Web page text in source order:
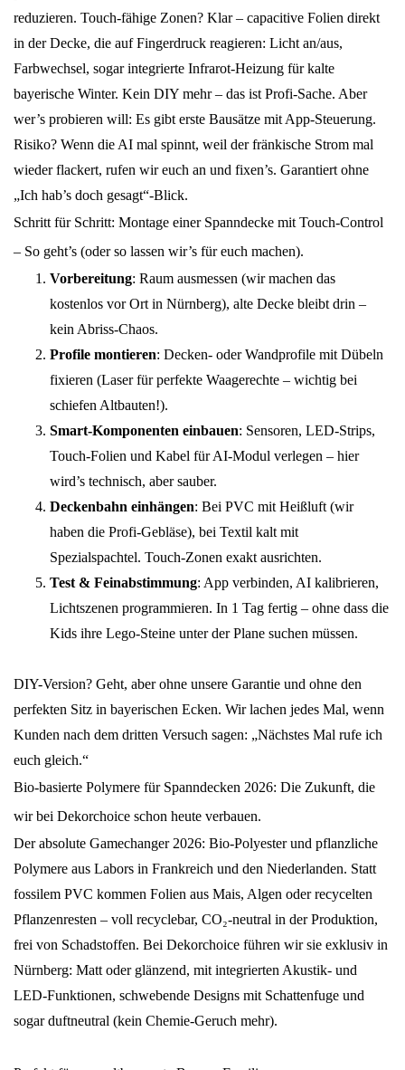
reduzieren. Touch-fähige Zonen? Klar – capacitive Folien direkt
in der Decke, die auf Fingerdruck reagieren: Licht an/aus,
Farbwechsel, sogar integrierte Infrarot-Heizung für kalte
bayerische Winter. Kein DIY mehr – das ist Profi-Sache. Aber
wer’s probieren will: Es gibt erste Bausätze mit App-Steuerung.
Risiko? Wenn die AI mal spinnt, weil der fränkische Strom mal
wieder flackert, rufen wir euch an und fixen’s. Garantiert ohne
„Ich hab’s doch gesagt“-Blick.
Schritt für Schritt: Montage einer Spanndecke mit Touch-Control
– So geht’s (oder so lassen wir’s für euch machen).
Vorbereitung: Raum ausmessen (wir machen das
kostenlos vor Ort in Nürnberg), alte Decke bleibt drin –
kein Abriss-Chaos.
Profile montieren: Decken- oder Wandprofile mit Dübeln
fixieren (Laser für perfekte Waagerechte – wichtig bei
schiefen Altbauten!).
Smart-Komponenten einbauen: Sensoren, LED-Strips,
Touch-Folien und Kabel für AI-Modul verlegen – hier
wird’s technisch, aber sauber.
Deckenbahn einhängen: Bei PVC mit Heißluft (wir
haben die Profi-Gebläse), bei Textil kalt mit
Spezialspachtel. Touch-Zonen exakt ausrichten.
Test & Feinabstimmung: App verbinden, AI kalibrieren,
Lichtszenen programmieren. In 1 Tag fertig – ohne dass die
Kids ihre Lego-Steine unter der Plane suchen müssen.
DIY-Version? Geht, aber ohne unsere Garantie und ohne den
perfekten Sitz in bayerischen Ecken. Wir lachen jedes Mal, wenn
Kunden nach dem dritten Versuch sagen: „Nächstes Mal rufe ich
euch gleich.“
Bio-basierte Polymere für Spanndecken 2026: Die Zukunft, die
wir bei Dekorchoice schon heute verbauen.
Der absolute Gamechanger 2026: Bio-Polyester und pflanzliche
Polymere aus Labors in Frankreich und den Niederlanden. Statt
fossilem PVC kommen Folien aus Mais, Algen oder recycelten
Pflanzenresten – voll recyclebar, CO₂-neutral in der Produktion,
frei von Schadstoffen. Bei Dekorchoice führen wir sie exklusiv in
Nürnberg: Matt oder glänzend, mit integrierten Akustik- und
LED-Funktionen, schwebende Designs mit Schattenfuge und
sogar duftneutral (kein Chemie-Geruch mehr).